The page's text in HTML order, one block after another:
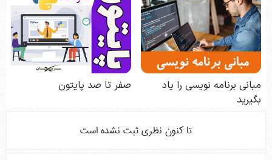
تا كنون نظري ثبت نشده است